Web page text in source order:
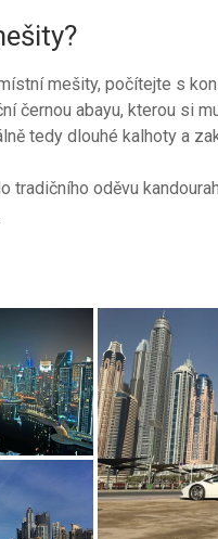
mešity, počítejte s
černou abayu, kterou si
tedy dlouhé kalhoty a
oděvu